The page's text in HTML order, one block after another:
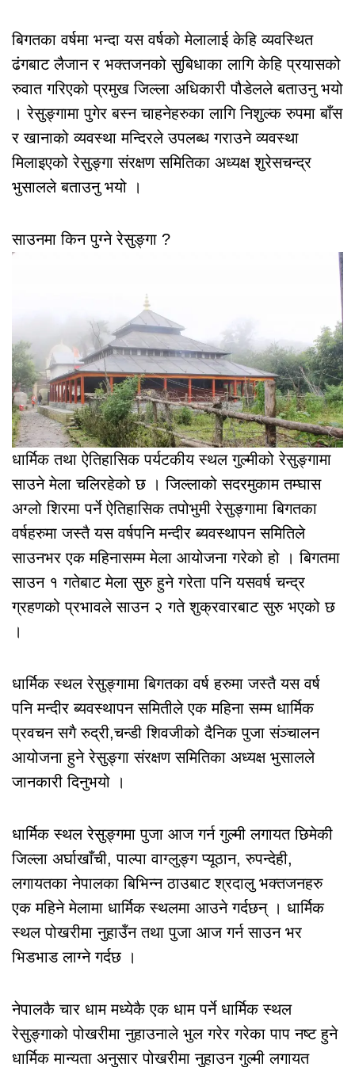
बिगतका वर्षमा भन्दा यस वर्षको मेलालाई केहि व्यवस्थित
ढंगबाट लैजान र भक्तजनको सुबिधाका लागि केहि प्रयासको
रुवात गरिएको प्रमुख जिल्ला अधिकारी पौडेलले बताउनु भयो
। रेसुङ्गामा पुगेर बस्न चाहनेहरुका लागि निशुल्क रुपमा बाँस
र खानाको व्यवस्था मन्दिरले उपलब्ध गराउने व्यवस्था
मिलाइएको रेसुङ्गा संरक्षण समितिका अध्यक्ष शुरेसचन्द्र
भुसालले बताउनु भयो ।
साउनमा किन पुग्ने रेसुङ्गा ?
धार्मिक तथा ऐतिहासिक पर्यटकीय स्थल गुल्मीको रेसुङ्गामा
साउने मेला चलिरहेको छ । जिल्लाको सदरमुकाम तम्घास
अग्लो शिरमा पर्ने ऐतिहासिक तपोभुमी रेसुङ्गामा बिगतका
वर्षहरुमा जस्तै यस वर्षपनि मन्दीर ब्यवस्थापन समितिले
साउनभर एक महिनासम्म मेला आयोजना गरेको हो । बिगतमा
साउन १ गतेबाट मेला सुरु हुने गरेता पनि यसवर्ष चन्द्र
ग्रहणको प्रभावले साउन २ गते शुक्रवारबाट सुरु भएको छ
।
धार्मिक स्थल रेसुङ्गामा बिगतका वर्ष हरुमा जस्तै यस वर्ष
पनि मन्दीर ब्यवस्थापन समितीले एक महिना सम्म धार्मिक
प्रवचन सगै रुद्री,चन्डी शिवजीको दैनिक पुजा संञ्चालन
आयोजना हुने रेसुङ्गा संरक्षण समितिका अध्यक्ष भुसालले
जानकारी दिनुभयो ।
धार्मिक स्थल रेसुङ्गमा पुजा आज गर्न गुल्मी लगायत छिमेकी
जिल्ला अर्घाखाँची, पाल्पा वाग्लुङ्ग प्यूठान, रुपन्देही,
लगायतका नेपालका बिभिन्न ठाउबाट श्रदालु भक्तजनहरु
एक महिने मेलामा धार्मिक स्थलमा आउने गर्दछन् । धार्मिक
स्थल पोखरीमा नुहाउँन तथा पुजा आज गर्न साउन भर
भिडभाड लाग्ने गर्दछ ।
नेपालकै चार धाम मध्येकै एक धाम पर्ने धार्मिक स्थल
रेसुङ्गाको पोखरीमा नुहाउनाले भुल गरेर गरेका पाप नष्ट हुने
धार्मिक मान्यता अनुसार पोखरीमा नुहाउन गुल्मी लगायत